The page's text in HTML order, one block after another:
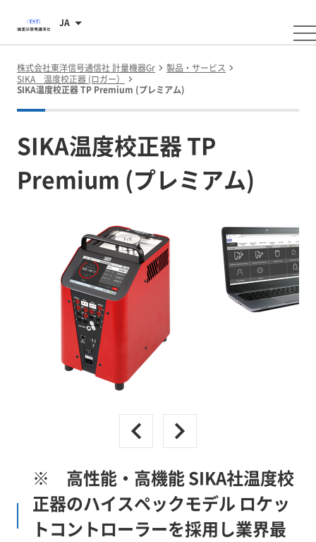
JA
株式会社東洋信号通信社 計量機器Gr
製品・サービス
SIKA 温度校正器 (ロガー）
SIKA温度校正器 TP Premium (プレミアム)
SIKA温度校正器 TP
Premium (プレミアム)
※ 高性能・高機能 SIKA社温度校
正器のハイスペックモデル ロケッ
トコントローラーを採用し業界最